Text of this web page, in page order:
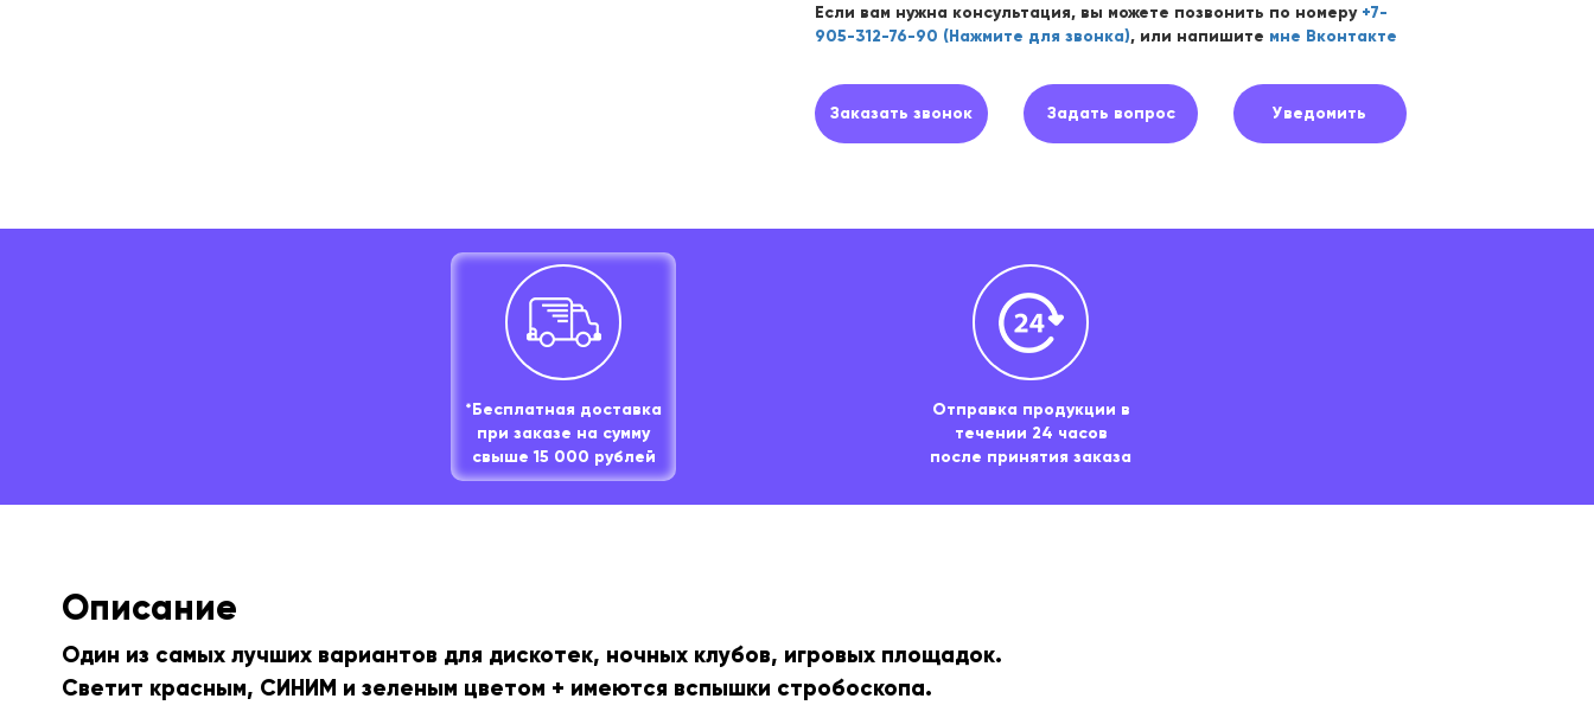
Если вам нужна консультация, вы можете позвонить по номеру +7-
905-312-76-90 (Нажмите для звонка), или напишите мне Вконтакте
Заказать звонок Задать вопрос Уведомить
*Бесплатная доставка
при заказе на сумму
свыше 15 000 рублей
Отправка продукции в
течении 24 часов
после принятия заказа
Описание
Один из самых лучших вариантов для дискотек, ночных клубов, игровых площадок.
Светит красным, СИНИМ и зеленым цветом + имеются вспышки стробоскопа.